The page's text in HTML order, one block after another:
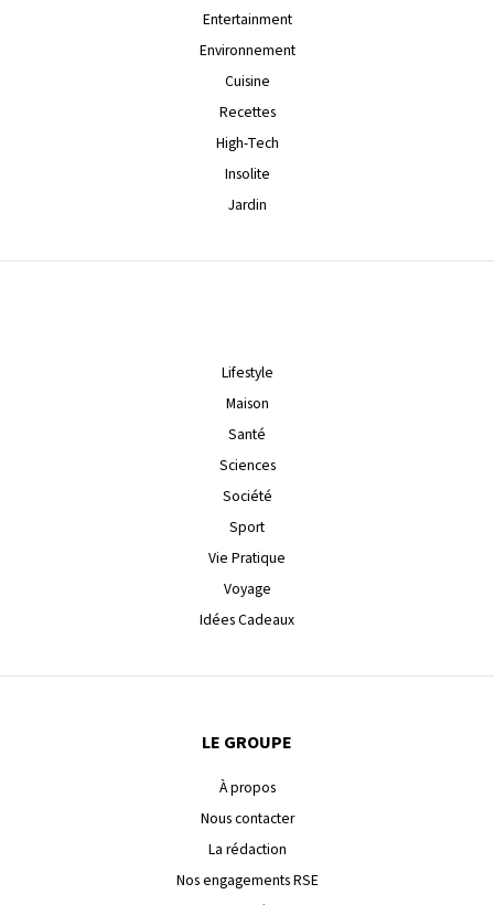
Entertainment
Environnement
Cuisine
Recettes
High-Tech
Insolite
Jardin
Lifestyle
Maison
Santé
Sciences
Société
Sport
Vie Pratique
Voyage
Idées Cadeaux
LE GROUPE
À propos
Nous contacter
La rédaction
Nos engagements RSE